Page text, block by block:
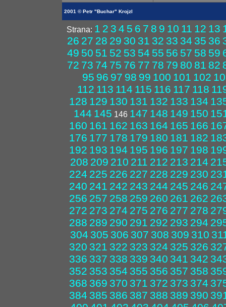
2001 © Petr "Buchar" Krojzl
Strana: 1 2 3 4 5 6 7 8 9 10 11 12 13
26 27 28 29 30 31 32 33 34 35 36
49 50 51 52 53 54 55 56 57 58 59
72 73 74 75 76 77 78 79 80 81 82
95 96 97 98 99 100 101 102
112 113 114 115 116 117 118
128 129 130 131 132 133 134
144 145 146 147 148 149 150
160 161 162 163 164 165 166
176 177 178 179 180 181 182
192 193 194 195 196 197 198
208 209 210 211 212 213 214
224 225 226 227 228 229 230
240 241 242 243 244 245 246
256 257 258 259 260 261 262
272 273 274 275 276 277 278
288 289 290 291 292 293 294
304 305 306 307 308 309 310
320 321 322 323 324 325 326
336 337 338 339 340 341 342
352 353 354 355 356 357 358
368 369 370 371 372 373 374
384 385 386 387 388 389 390